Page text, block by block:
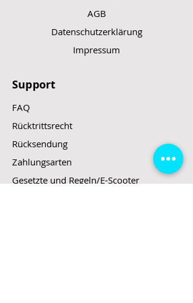
AGB
Datenschutzerklärung
Impressum
Support
FAQ
Rücktrittsrecht
Rücksendung
Zahlungsarten
Gesetzte und Regeln/E-Scooter